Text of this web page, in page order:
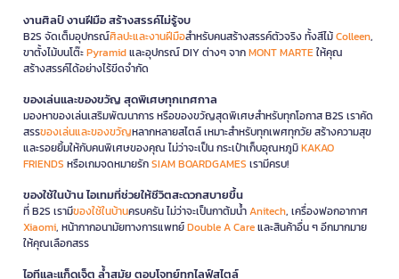
งานศิลป์ งานฝีมือ สร้างสรรค์ไม่รู้จบ
B2S จัดเต็มอุปกรณ์ศิลปะและงานฝีมือสำหรับคนสร้างสรรค์ตัวจริง ทั้งสีไม้Colleen,
ขาตั้งไม้บนโต๊ะPyramidและอุปกรณ์ DIY ต่างๆ จากMONT MARTEให้คุณ
สร้างสรรค์ได้อย่างไร้ขีดจำกัด
ของเล่นและของขวัญ สุดพิเศษทุกเทศกาล
มองหาของเล่นเสริมพัฒนาการ หรือของขวัญสุดพิเศษสำหรับทุกโอกาส B2S เราคัด
สรรของเล่นและของขวัญหลากหลายสไตล์ เหมาะสำหรับทุกเพศทุกวัย สร้างความสุข
และรอยยิ้มให้กับคนพิเศษของคุณ ไม่ว่าจะเป็น กระเป๋าเก็บอุณหภูมิKAKAO
FRIENDS หรือเกมจดหมายรักSIAM BOARDGAMES เรามีครบ!
ของใช้ในบ้าน ไอเทมที่ช่วยให้ชีวิตสะดวกสบายขึ้น
ที่ B2S เรามีของใช้ในบ้านครบครัน ไม่ว่าจะเป็นกาต้มน้ำAnitech, เครื่องฟอกอากาศ
Xiaomi, หน้ากากอนามัยทางการแพทย์Double A Careและสินค้าอื่น ๆ อีกมากมาย
ให้คุณเลือกสรร
ไอทีและแก็ดเจ็ต ล้ำสมัย ตอบโจทย์ทุกไลฟ์สไตล์